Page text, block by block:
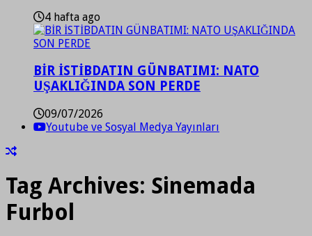
4 hafta ago
BİR İSTİBDATIN GÜNBATIMI: NATO
UŞAKLIĞINDA SON PERDE
09/07/2026
Youtube ve Sosyal Medya Yayınları
Tag Archives: Sinemada
Furbol